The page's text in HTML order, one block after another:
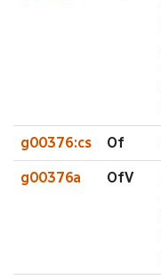
g00376:cs Of
g00376a OfV